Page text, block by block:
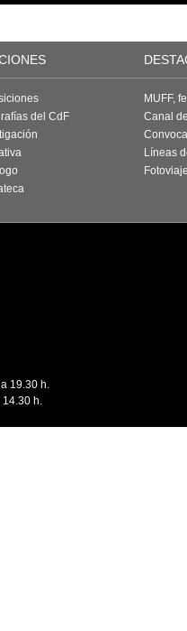
del CdF
MUFF,
Canal
Líneas
19.30 h.
14.30 h.